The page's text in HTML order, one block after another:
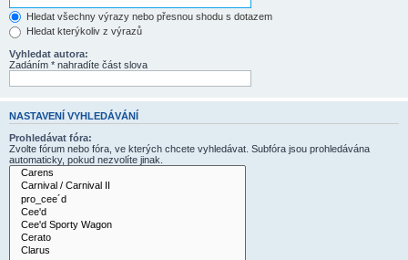
Hledat všechny výrazy nebo přesnou shodu s dotazem
Hledat kterýkoliv z výrazů
Vyhledat autora:
Zadáním * nahradíte část slova
NASTAVENÍ VYHLEDÁVÁNÍ
Prohledávat fóra:
Zvolte fórum nebo fóra, ve kterých chcete vyhledávat. Subfóra jsou prohledávána
automaticky, pokud nezvolíte jinak.